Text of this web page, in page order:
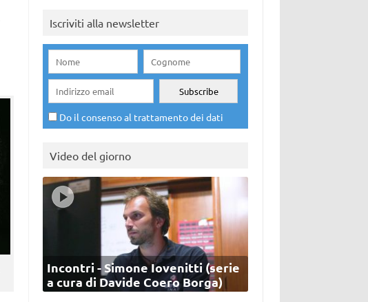
Iscriviti alla newsletter
Do il consenso al trattamento dei dati
Video del giorno
Incontri - Simone Iovenitti (serie
a cura di Davide Coero Borga)